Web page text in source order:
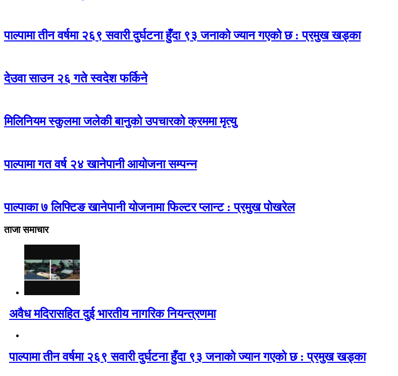
पाल्पामा तीन वर्षमा २६९ सवारी दुर्घटना हुँदा ९३ जनाको ज्यान गएको छ : प्रमुख खड्का
देउवा साउन २६ गते स्वदेश फर्किने
मिलिनियम स्कुलमा जलेकी बानुको उपचारको क्रममा मृत्यु
पाल्पामा गत वर्ष २४ खानेपानी आयोजना सम्पन्न
पाल्पाका ७ लिफ्टिङ खानेपानी योजनामा फिल्टर प्लान्ट : प्रमुख पोखरेल
ताजा समाचार
अवैध मदिरासहित दुई भारतीय नागरिक नियन्त्रणमा
पाल्पामा तीन वर्षमा २६९ सवारी दुर्घटना हुँदा ९३ जनाको ज्यान गएको छ : प्रमुख खड्का